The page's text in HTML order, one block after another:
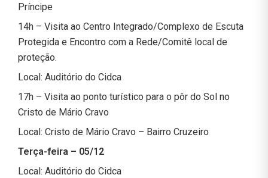
Príncipe
14h – Visita ao Centro Integrado/Complexo de Escuta
Protegida e Encontro com a Rede/Comitê local de
proteção.
Local: Auditório do Cidca
17h – Visita ao ponto turístico para o pôr do Sol no
Cristo de Mário Cravo
Local: Cristo de Mário Cravo – Bairro Cruzeiro
Terça-feira – 05/12
Local: Auditório do Cidca